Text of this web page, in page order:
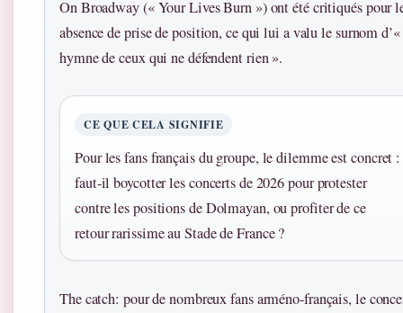
On Broadway (« Your Lives Burn ») ont été critiqués pour
absence de prise de position, ce qui lui a valu le surnom d’«
hymne de ceux qui ne défendent rien ».
CE QUE CELA SIGNIFIE
Pour les fans français du groupe, le dilemme est concret :
faut-il boycotter les concerts de 2026 pour protester
contre les positions de Dolmayan, ou profiter de ce
retour rarissime au Stade de France ?
The catch: pour de nombreux fans arméno-français, le